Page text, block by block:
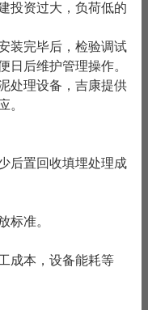
投资过大，负荷低的
装完毕后，检验调试
日后维护管理操作。
处理设备，吉康提供
。
后置回收填埋处理成
标准。
成本，设备能耗等